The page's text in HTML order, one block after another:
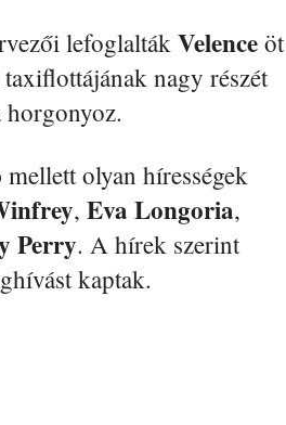
lefoglalták Velence öt
nagy részét
mellett olyan hírességek
, Eva Longoria,
Perry. A hírek szerint
kaptak.